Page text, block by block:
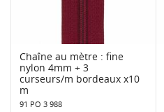
Chaîne au mètre : fine
nylon 4mm + 3
curseurs/m bordeaux x10
m
91 PO 3 988